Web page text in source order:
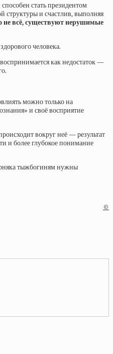
стать президентом
структуры и счастлив, выполняя
не всё, существуют нерушимые
человека.
как недостаток —
можно только на
и своё восприятие
вокруг неё — результат
и более глубокое понимание
тыжбогиням нужны
©